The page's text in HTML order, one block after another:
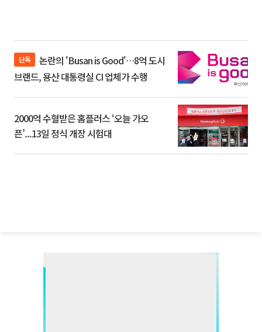
단독
브랜드, 용산 대통령실 CI 업체가 수행
2000억 수혈받은 홈플러스 ‘오늘 가오
픈’...13일 정식 개장 시험대